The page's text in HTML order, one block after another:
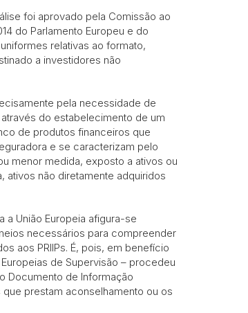
foi aprovado pela Comissão ao
do Parlamento Europeu e do
relativas ao formato,
a investidores não
pela necessidade de
do estabelecimento de um
de produtos financeiros que
e se caracterizam pelo
menor medida, exposto a ativos ou
não diretamente adquiridos
a União Europeia afigura-se
necessários para compreender
aos PRIIPs. É, pois, em benefício
de Supervisão – procedeu
Documento de Informação
prestam aconselhamento ou os